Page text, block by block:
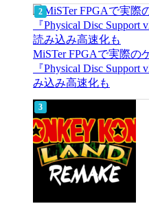
MiSTer FPGAで実際の
『Physical Disc
み込み高速化も